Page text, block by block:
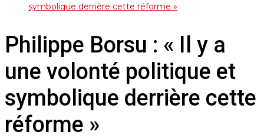
symbolique derrière cette réforme »
Philippe Borsu : « Il y a
une volonté politique et
symbolique derrière cette
réforme »